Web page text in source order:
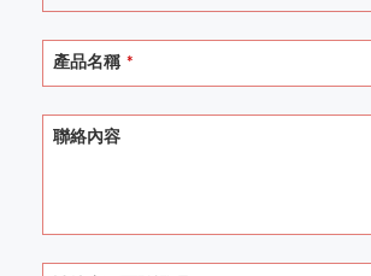
Contact
Email
*
產品名稱 *
聯絡內容